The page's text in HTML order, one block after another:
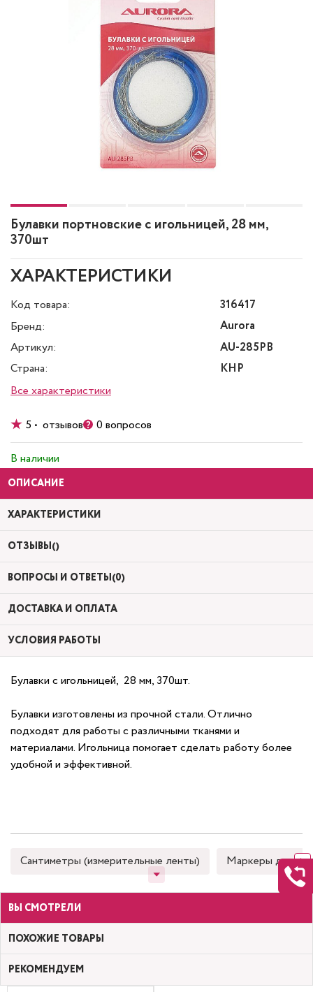
Булавки портновские с игольницей, 28 мм,
370шт
ХАРАКТЕРИСТИКИ
Код товара:
316417
Бренд:
Aurora
Артикул:
AU-285PB
Страна:
КНР
Все характеристики
5 • отзывов 0 вопросов
В наличии
ОПИСАНИЕ
ХАРАКТЕРИСТИКИ
ОТЗЫВЫ()
ВОПРОСЫ И ОТВЕТЫ(0)
ДОСТАВКА И ОПЛАТА
УСЛОВИЯ РАБОТЫ
Булавки с игольницей, 28 мм, 370шт.
Булавки изготовлены из прочной стали. Отлично
подходят для работы с различными тканями и
материалами. Игольница помогает сделать работу более
удобной и эффективной.
Сантиметры (измерительные ленты) Маркеры для
ВЫ СМОТРЕЛИ
ПОХОЖИЕ ТОВАРЫ
РЕКОМЕНДУЕМ